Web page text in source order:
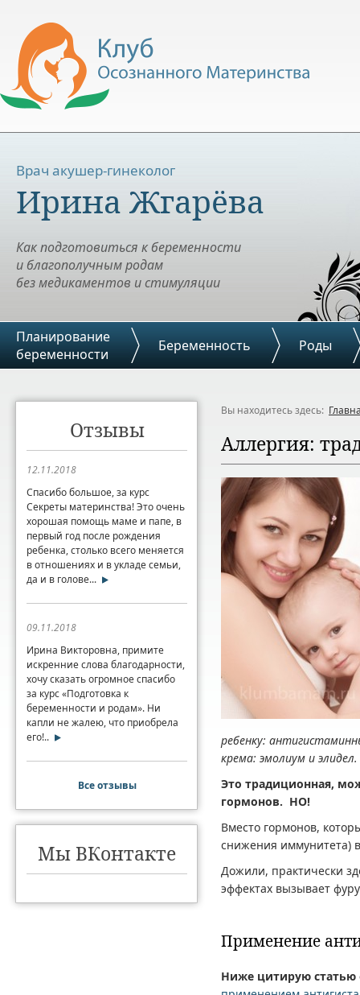
Врач акушер-гинеколог
Ирина Жгарёва
Как подготовиться к беременности
и благополучным родам
без медикаментов и стимуляции
Планирование
беременности
Беременность Роды
Отзывы
12.11.2018
Спасибо большое, за курс
Секреты материнства! Это очень
хорошая помощь маме и папе, в
первый год после рождения
ребенка, столько всего меняется
в отношениях и в укладе семьи,
да и в голове...
09.11.2018
Ирина Викторовна, примите
искренние слова благодарности,
хочу сказать огромное спасибо
за курс «Подготовка к
беременности и родам». Ни
капли не жалею, что приобрела
его!..
Все отзывы
Мы ВКонтакте
Вы находитесь здесь:
Аллергия:
ребенку:
крема: эмолиум и элидел.
Это традиционная,
гормонов. НО!
Вместо гормонов,
снижения иммунитета)
Дожили, практически
эффектах вызывает
Применение
Ниже цитирую